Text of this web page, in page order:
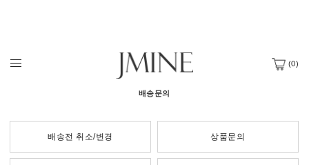
(0)
배송문의
배송전 취소/변경 상품문의